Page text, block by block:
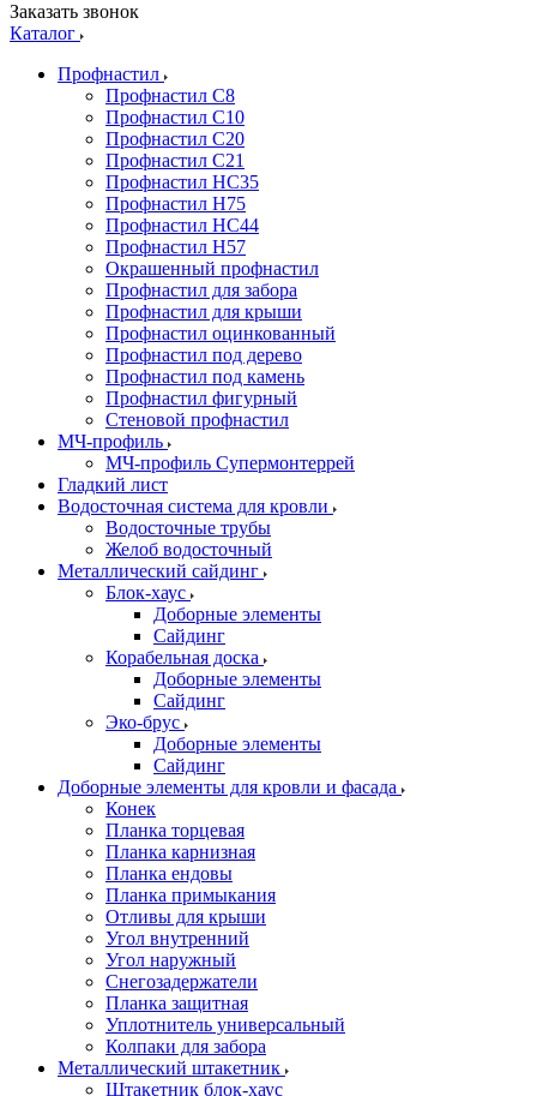
Заказать звонок
Каталог
Профнастил
Профнастил С8
Профнастил С10
Профнастил С20
Профнастил С21
Профнастил НС35
Профнастил Н75
Профнастил HC44
Профнастил Н57
Окрашенный профнастил
Профнастил для забора
Профнастил для крыши
Профнастил оцинкованный
Профнастил под дерево
Профнастил под камень
Профнастил фигурный
Стеновой профнастил
МЧ-профиль
МЧ-профиль Супермонтеррей
Гладкий лист
Водосточная система для кровли
Водосточные трубы
Желоб водосточный
Металлический сайдинг
Блок-хаус
Доборные элементы
Сайдинг
Корабельная доска
Доборные элементы
Сайдинг
Эко-брус
Доборные элементы
Сайдинг
Доборные элементы для кровли и фасада
Конек
Планка торцевая
Планка карнизная
Планка ендовы
Планка примыкания
Отливы для крыши
Угол внутренний
Угол наружный
Снегозадержатели
Планка защитная
Уплотнитель универсальный
Колпаки для забора
Металлический штакетник
Штакетник блок-хаус